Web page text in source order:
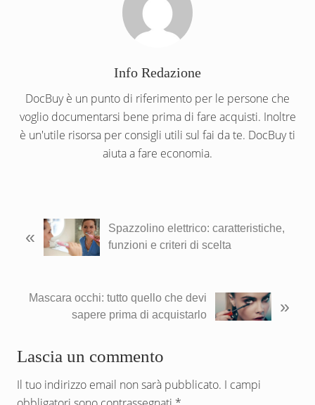
Info Redazione
DocBuy è un punto di riferimento per le persone che
voglio documentarsi bene prima di fare acquisti. Inoltre
è un'utile risorsa per consigli utili sul fai da te. DocBuy ti
aiuta a fare economia.
o
p
e
«
Spazzolino elettrico: caratteristiche,
funzioni e criteri di scelta
P
s
u
c
Mascara occhi: tutto quello che devi
sapere prima di acquistarlo
»
Interazioni
del
Lascia un commento
Il tuo indirizzo email non sarà pubblicato. I campi